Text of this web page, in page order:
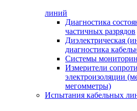
линий
Диагностика
частичных разрядов
Диэлектрическая
диагностика
Системы
Измерители
электроизоляции
мегомметры)
Испытания кабельных